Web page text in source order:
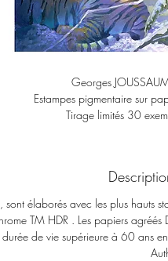
Georges
Estampes pigmentaire sur
Tirage limités 30
sont élaborés avec les plus
TM HDR . Les papiers
durée de vie supérieure à 60 ans